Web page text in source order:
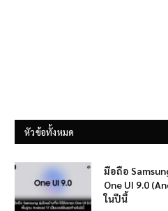
หัวข้อทั้งหมด
มือถือ
One UI 9.0
ในปีนี้